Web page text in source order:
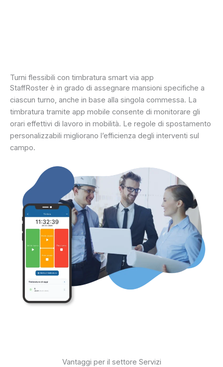
Turni flessibili con timbratura smart via app
StaffRoster è in grado di assegnare mansioni specifiche a
ciascun turno, anche in base alla singola commessa. La
timbratura tramite app mobile consente di monitorare gli
orari effettivi di lavoro in mobilità. Le regole di spostamento
personalizzabili migliorano l’efficienza degli interventi sul
campo.
Vantaggi per il settore Servizi